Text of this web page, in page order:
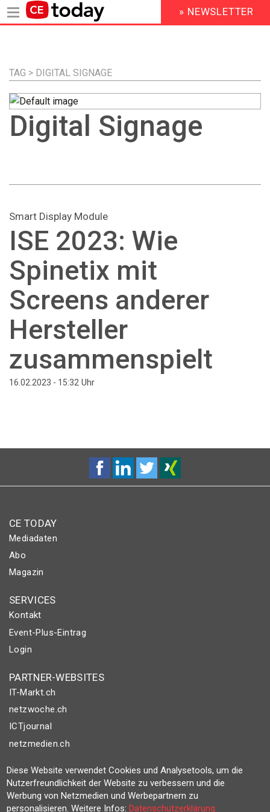
Inhalt
HEADER
MENU
» NEWSLETTER
TAG > DIGITAL SIGNAGE
Digital Signage
Smart Display Module
ISE 2023: Wie
Spinetix mit
Screens anderer
Hersteller
zusammenspielt
16.02.2023 - 15:32 Uhr
CE TODAY
Mediadaten
Abo
Magazin
SERVICES
Kontakt
Event-Plus-Eintrag
Login
PARTNER-WEBSITES
IT-Markt.ch
netzwoche.ch
ICTjournal
netzmedien.ch
© NETZMEDIEN AG 2026
Impressum
Diese Website verwendet Cookies und Analysetools, um die
Nutzerfreundlichkeit der Website zu verbessern und die
Werbung von Netzmedien und Werbepartnern zu
personalisieren. Weitere Infos:Datenschutzerklärung